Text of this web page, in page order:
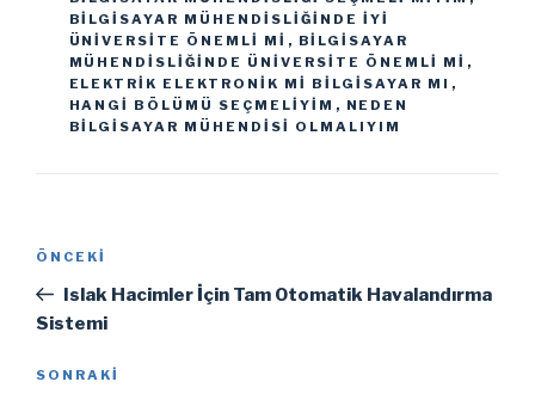
BILGISAYAR MÜHENDISLIĞINDE IYI
ÜNIVERSITE ÖNEMLI MI , BILGISAYAR
MÜHENDISLIĞINDE ÜNIVERSITE ÖNEMLI MI ,
ELEKTRIK ELEKTRONIK MI BILGISAYAR MI ,
HANGI BÖLÜMÜ SEÇMELIYIM , NEDEN
BILGISAYAR MÜHENDISI OLMALIYIM
Yazı
Önceki
Yazı
ÖNCEKI
Islak Hacimler İçin Tam Otomatik Havalandırma
Sistemi
Sonraki
SONRAKI